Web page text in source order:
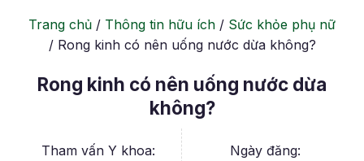
Trang chủ / Thông tin hữu ích / Sức khỏe phụ nữ
/ Rong kinh có nên uống nước dừa không?
Rong kinh có nên uống nước dừa
không?
Tham vấn Y khoa:
Ngày đăng: